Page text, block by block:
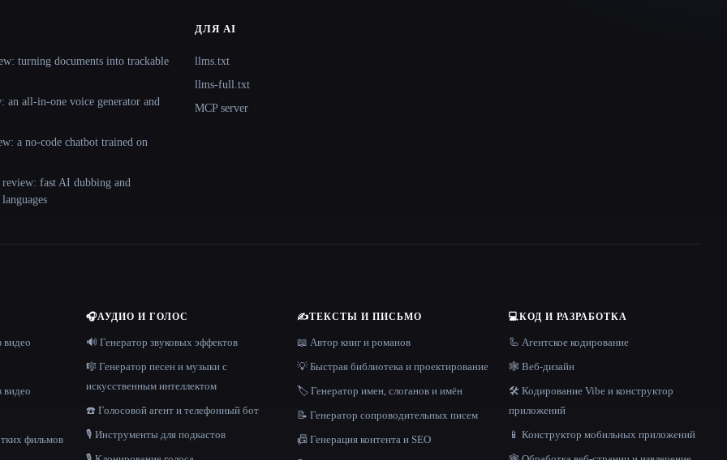
turning documents into trackable
an all-in-one voice generator and
a no-code chatbot trained on
fast AI dubbing and
ДЛЯ AI
llms.txt
llms-full.txt
MCP server
видео
видео
фильмов
🎧АУДИО И ГОЛОС
🔊 Генератор звуковых эффектов
🎼 Генератор песен и музыки с
искусственным интеллектом
☎️ Голосовой агент и телефонный бот
🎙️ Инструменты для подкастов
✍️ТЕКСТЫ И ПИСЬМО
📖 Автор книг и романов
💡 Быстрая библиотека и проектирование
🏷️ Генератор имен, слоганов и имён
📝 Генератор сопроводительных писем
📠 Генерация контента и SEO
💻КОД И РАЗРАБОТКА
🦾 Агентское кодирование
🕸 Веб-дизайн
🛠️ Кодирование Vibe и конструктор
приложений
📱 Конструктор мобильных приложений